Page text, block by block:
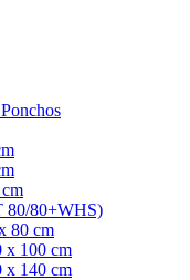
80/80+WHS)
80 cm
x 100 cm
x 140 cm